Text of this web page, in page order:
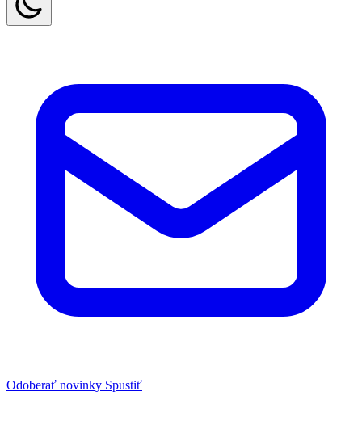
Odoberať novinky Spustiť